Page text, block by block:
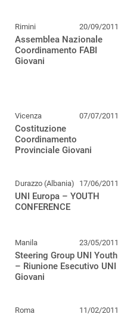
Rimini 20/09/2011
Assemblea Nazionale
Coordinamento FABI
Giovani
Vicenza 07/07/2011
Costituzione
Coordinamento
Provinciale Giovani
Durazzo (Albania) 17/06/2011
UNI Europa – YOUTH
CONFERENCE
Manila 23/05/2011
Steering Group UNI Youth
– Riunione Esecutivo UNI
Giovani
Roma 11/02/2011